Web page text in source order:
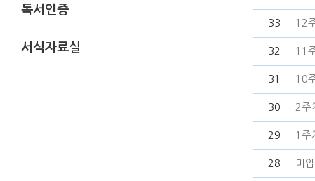
독서인증
서식자료실
33 12
32 11
31 10
30 2주
29 1주
28 미